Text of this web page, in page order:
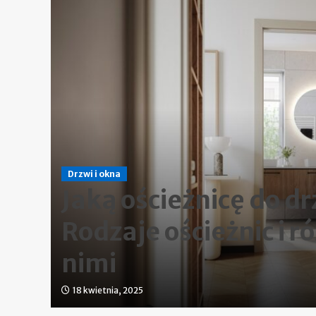
Drzwi i okna
Jaką ościeżnicę do
Rodzaje ościeżnic i
nimi
18 kwietnia, 2025